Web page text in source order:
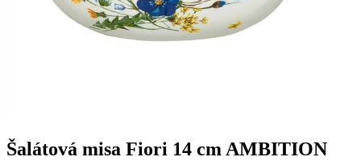
Šalátová misa Fiori 14 cm AMBITION